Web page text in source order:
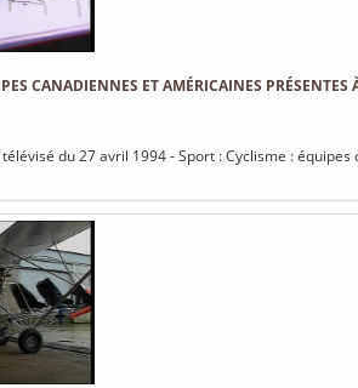
CANADIENNES ET AMÉRICAINES
télévisé du 27 avril 1994 - Sport : Cyclisme :